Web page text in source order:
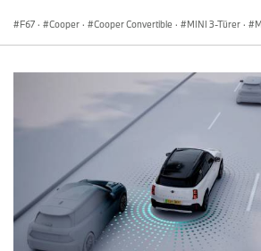
F67 · Cooper · Cooper Convertible · MINI 3-Türer ·